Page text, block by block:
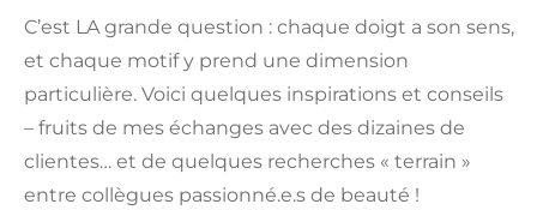
C’est LA grande question : chaque doigt a son sens,
et chaque motif y prend une dimension
particulière. Voici quelques inspirations et conseils
– fruits de mes échanges avec des dizaines de
clientes… et de quelques recherches « terrain »
entre collègues passionné.e.s de beauté !